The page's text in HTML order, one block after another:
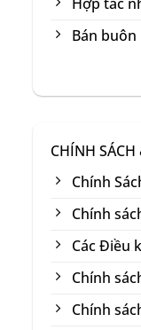
Bán buôn
CHÍNH
Chính
Chính
Các Điều
Chính
Chính